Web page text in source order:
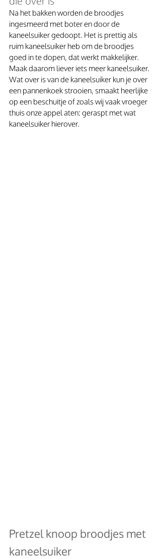
Na het bakken worden de broodjes
ingesmeerd met boter en door de
kaneelsuiker gedoopt. Het is prettig als
ruim kaneelsuiker heb om de broodjes
goed in te dopen, dat werkt makkelijker.
Maak daarom liever iets meer kaneelsuiker.
Wat over is van de kaneelsuiker kun je over
een pannenkoek strooien, smaakt heerlijke
op een beschuitje of zoals wij vaak vroeger
thuis onze appel aten: geraspt met wat
kaneelsuiker hierover.
Pretzel knoop broodjes met
kaneelsuiker